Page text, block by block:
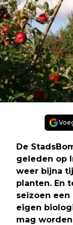
De
geleden op
weer bijna
planten. En
seizoen
eigen
mag